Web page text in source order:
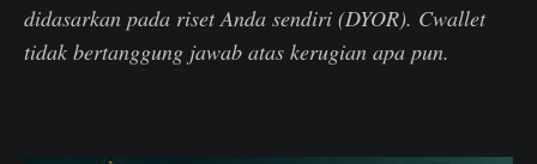
didasarkan pada riset Anda sendiri (DYOR). Cwallet
tidak bertanggung jawab atas kerugian apa pun.